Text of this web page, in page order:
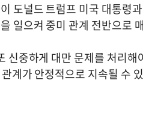
도널드 트럼프 미국 대통령
일으켜 중미 관계 전반으로
신중하게 대만 문제를 처리
계가 안정적으로 지속될 수